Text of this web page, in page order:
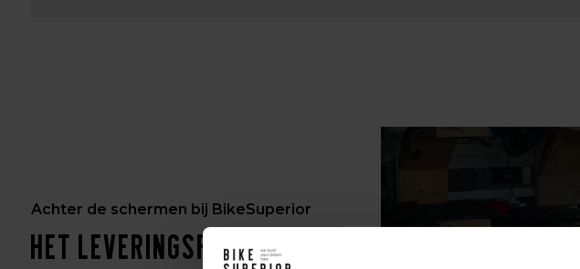
Achter de schermen bij BikeSuperior
Het leveringsproces